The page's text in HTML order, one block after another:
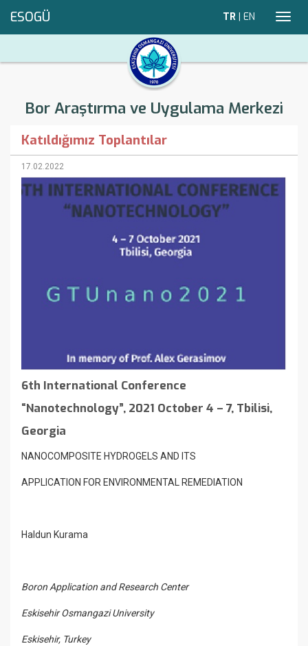
ESOGÜ TR | EN
Bor Araştırma ve Uygulama Merkezi
Katıldığımız Toplantılar
17.02.2022
6th International Conference
“Nanotechnology”, 2021 October 4 – 7, Tbilisi,
Georgia
NANOCOMPOSITE HYDROGELS AND ITS
APPLICATION FOR ENVIRONMENTAL REMEDIATION
Haldun Kurama
Boron Application and Research Center
Eskisehir Osmangazi University
Eskisehir, Turkey